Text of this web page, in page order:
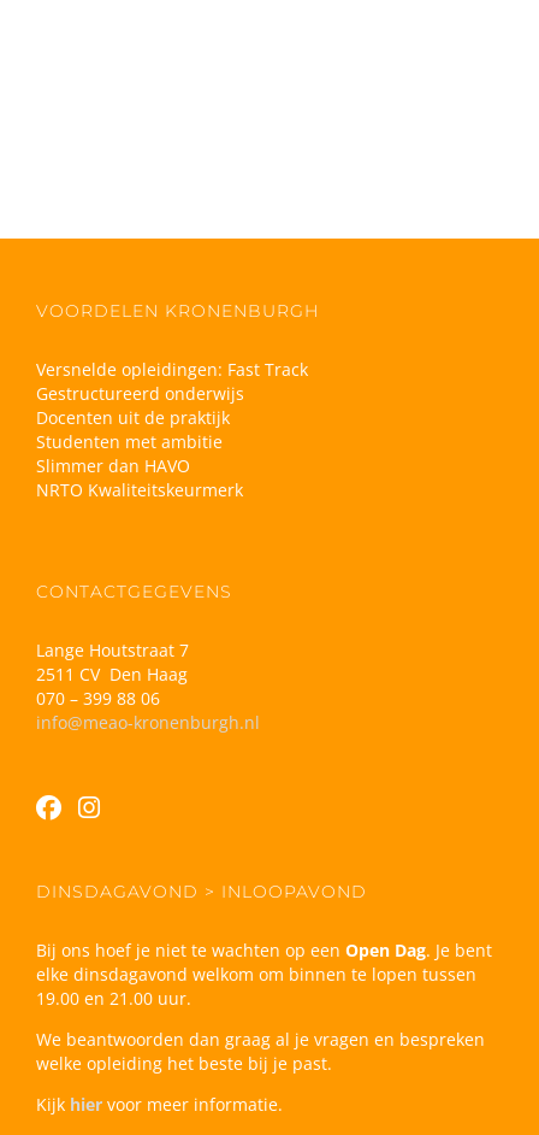
VOORDELEN KRONENBURGH
Versnelde opleidingen: Fast Track
Gestructureerd onderwijs
Docenten uit de praktijk
Studenten met ambitie
Slimmer dan HAVO
NRTO Kwaliteitskeurmerk
CONTACTGEGEVENS
Lange Houtstraat 7
2511 CV Den Haag
070 – 399 88 06
info@meao-kronenburgh.nl
DINSDAGAVOND > INLOOPAVOND
Bij ons hoef je niet te wachten op een Open Dag. Je bent
elke dinsdagavond welkom om binnen te lopen tussen
19.00 en 21.00 uur.
We beantwoorden dan graag al je vragen en bespreken
welke opleiding het beste bij je past.
Kijk hier voor meer informatie.